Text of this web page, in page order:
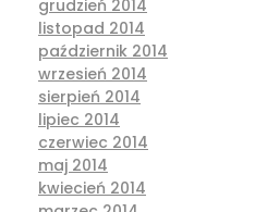
grudzień 2014
listopad 2014
październik 2014
wrzesień 2014
sierpień 2014
lipiec 2014
czerwiec 2014
maj 2014
kwiecień 2014